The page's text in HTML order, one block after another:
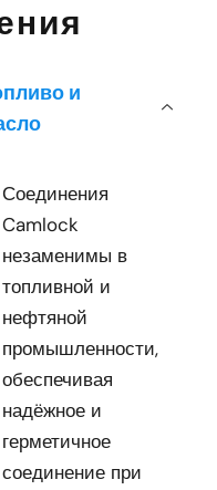
и
Соединения
Camlock
незаменимы в
топливной и
нефтяной
промышленности,
обеспечивая
надёжное и
герметичное
соединение при